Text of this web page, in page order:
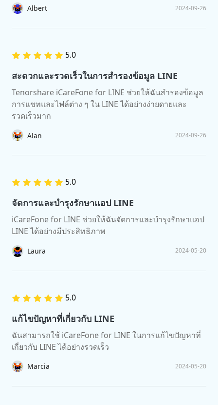
Albert 2024-09-26
5.0
สะดวกและรวดเร็วในการสำรองข้อมูล LINE
Tenorshare iCareFone for LINE ช่วยให้ฉันสำรองข้อมูล
การแชทและไฟล์ต่าง ๆ ใน LINE ได้อย่างง่ายดายและ
รวดเร็วมาก
Alan 2024-09-26
5.0
จัดการและบำรุงรักษาแอป LINE
iCareFone for LINE ช่วยให้ฉันจัดการและบำรุงรักษาแอป
LINE ได้อย่างมีประสิทธิภาพ
Laura 2024-05-20
5.0
แก้ไขปัญหาที่เกี่ยวกับ LINE
ฉันสามารถใช้ iCareFone for LINE ในการแก้ไขปัญหาที่
เกี่ยวกับ LINE ได้อย่างรวดเร็ว
Marcia 2024-05-20